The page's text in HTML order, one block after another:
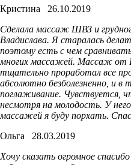
Кристина
26.10.2019
Сделала массаж ШВЗ и
Владислава. Я старалась
поэтому есть с чем
многих массажей. Массаж от
тщательно проработал все
абсолютно безболезненно, и
поглаживание. Чувствуется,
несмотря на молодость. У
массажей я буду порхать.
Ольга
28.03.2019
Хочу сказать огромное